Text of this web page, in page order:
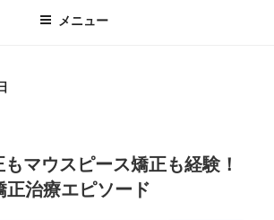
メニュー
マウスピース矯正も経験！
正治療エピソード